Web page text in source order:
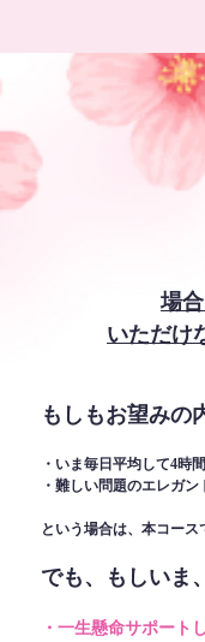
場
いただけ
もしもお望みの
・いま毎日平均して4時
・難しい問題のエレガ
という場合は、本コース
でも、もしいま、
・一生懸命サポート